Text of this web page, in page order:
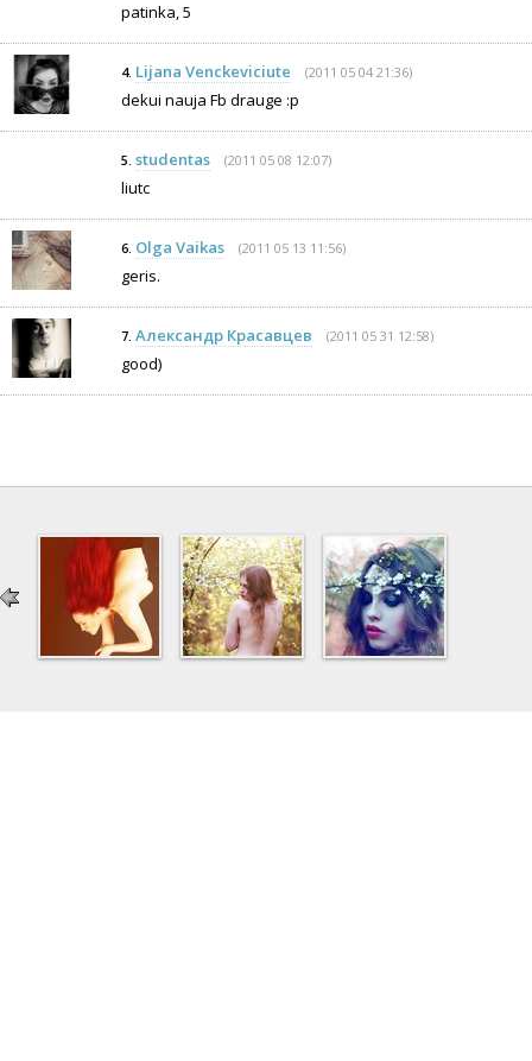
patinka, 5
4. Lijana Venckeviciute (2011 05 04 21:36)
dekui nauja Fb drauge :p
5. studentas (2011 05 08 12:07)
liutc
6. Olga Vaikas (2011 05 13 11:56)
geris.
7. Александр Красавцев (2011 05 31 12:58)
good)